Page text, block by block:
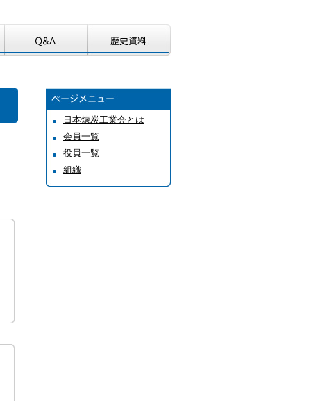
日本煉炭工業会とは
会員一覧
役員一覧
組織